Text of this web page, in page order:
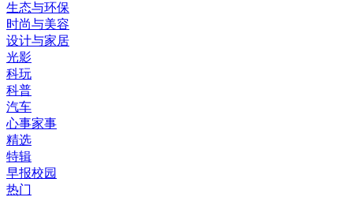
生态与环保
时尚与美容
设计与家居
光影
科玩
科普
汽车
心事家事
精选
特辑
早报校园
热门